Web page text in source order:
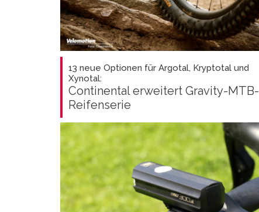
13 neue Optionen für Argotal, Kryptotal und
Xynotal:
Continental erweitert Gravity-MTB-
Reifenserie